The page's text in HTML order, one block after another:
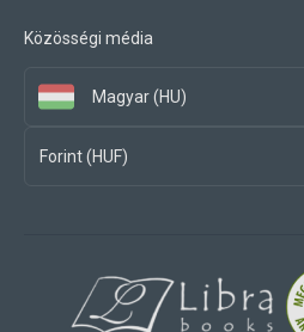
Közösségi média
Magyar (HU)
Forint (HUF)